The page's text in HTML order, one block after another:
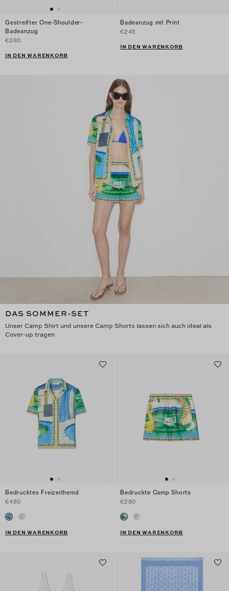
Gestreifter One-Shoulder-
Badeanzug
€280
IN DEN WARENKORB
Badeanzug mit Print
€245
IN DEN WARENKORB
DAS SOMMER-SET
Unser Camp Shirt und unsere Camp Shorts lassen sich auch ideal als
Cover-up tragen
Bedrucktes Freizeithemd
€480
IN DEN WARENKORB
Bedruckte Camp Shorts
€280
IN DEN WARENKORB